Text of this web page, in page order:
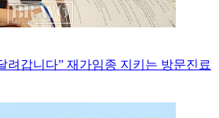
려갑니다” 재가임종 지키는 방문진료